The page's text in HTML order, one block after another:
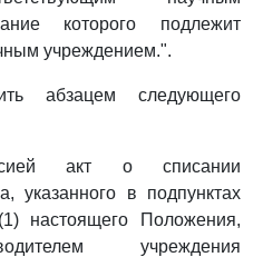
которого подлежит
учреждением.".
абзацем следующего
акт о списании
указанного в подпунктах
настоящего Положения,
учреждения